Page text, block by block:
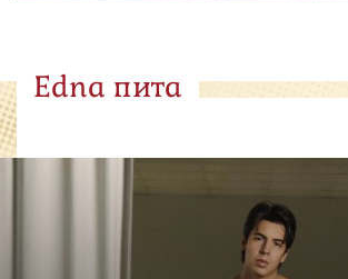
Edna пита